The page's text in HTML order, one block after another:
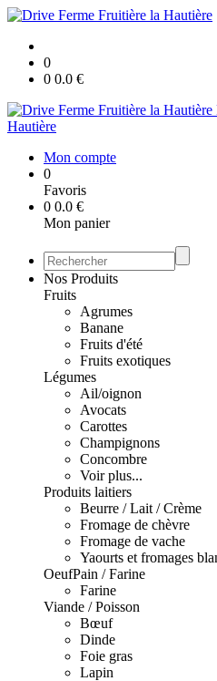
0
0 0.0 €
Hautière
Mon compte
0
Favoris
0 0.0 €
Mon panier
Nos Produits
Fruits
Agrumes
Banane
Fruits d'été
Fruits exotiques
Légumes
Ail/oignon
Avocats
Carottes
Champignons
Concombre
Voir plus...
Produits laitiers
Beurre / Lait / Crème
Fromage de chèvre
Fromage de vache
Yaourts et fromages
OeufPain / Farine
Farine
Viande / Poisson
Bœuf
Dinde
Foie gras
Lapin